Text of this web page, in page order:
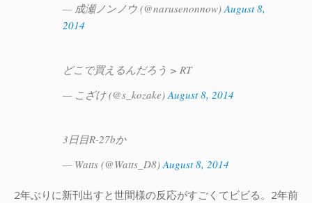
— 成瀬ノンノウ (@narusenonnow) August 8,
2014
どこで買えるんだろう > RT
— こざけ (@s_kozake) August 8, 2014
3日目R-27bか
— Watts (@Watts_D8) August 8, 2014
2年ぶりに新刊出すと世間様の反応がすごくてビビる。2年前